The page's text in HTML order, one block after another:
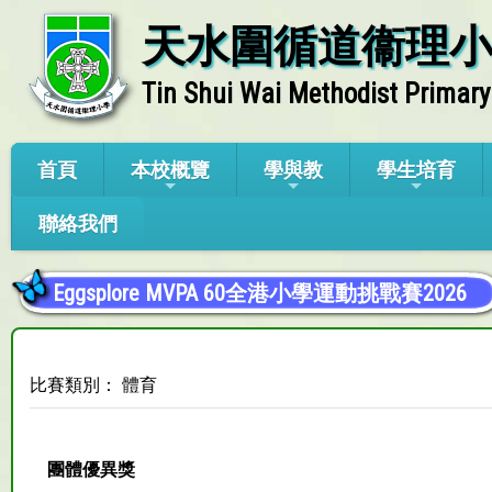
天水圍循道衞理
Tin Shui Wai Methodist
首頁 本校概覽 學與教 學生培育
聯絡我們
Eggsplore MVPA 60全港小學運動挑戰賽2026
比賽類別： 體育
團體優異獎